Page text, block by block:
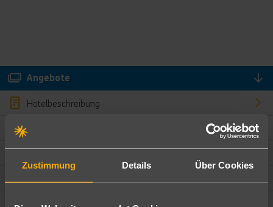
Zustimmung Details Über Cookies
Angebote
Hotelbeschreibung
Bewertungen